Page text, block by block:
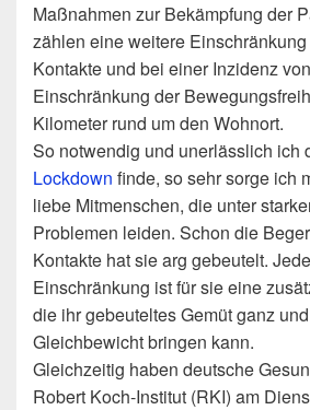
Maßnahmen zur Bekämpfung der
zählen eine weitere Einschränkung
Kontakte und bei einer Inzidenz
Einschränkung der
Kilometer rund um den Wohnort.
So notwendig und unerlässlich ich
Lockdown finde, so sehr sorge ich
liebe Mitmenschen, die unter
Problemen leiden. Schon die
Kontakte hat sie arg gebeutelt.
Einschränkung ist für sie eine
die ihr gebeuteltes Gemüt ganz
Gleichbewicht bringen kann.
Gleichzeitig haben deutsche
Robert Koch-Institut (RKI) am